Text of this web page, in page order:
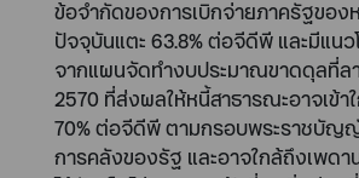
ข้อจำกัดของการเบิกจ่ายภาครัฐของ
ปัจจุบันแตะ 63.8% ต่อจีดีพี และมีแน
จากแผนจัดทำงบประมาณขาดดุลที่ล
2570 ที่ส่งผลให้หนี้สาธารณะอาจเข้า
70% ต่อจีดีพี ตามกรอบพระราชบัญ
การคลังของรัฐ และอาจใกล้ถึงเพดา